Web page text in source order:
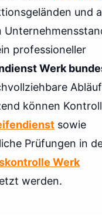
und
professioneller
Werk
können
sowie
Prüfungen in
Werk
werden.